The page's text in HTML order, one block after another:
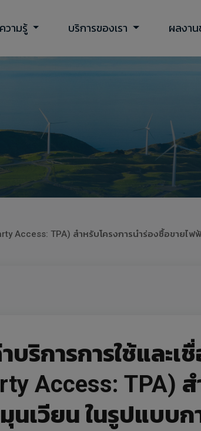
วามรู้ บริการของเรา ผลงาน
Access: TPA) สำหรับโครงการนำร่องซื้อขายไ
ริการการใช้และเ
Access: TPA)
นเวียน ในรูปแบบก